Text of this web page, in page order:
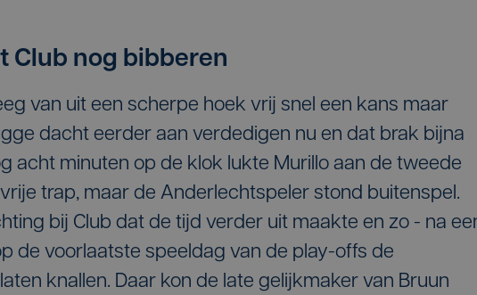
Club nog bibberen
van uit een scherpe hoek vrij snel een kans maar
dacht eerder aan verdedigen nu en dat brak bijna
acht minuten op de klok lukte Murillo aan de tweede
trap, maar de Anderlechtspeler stond buitenspel.
bij Club dat de tijd verder uit maakte en zo - na
de voorlaatste speeldag van de play-offs de
knallen. Daar kon de late gelijkmaker van Bruun